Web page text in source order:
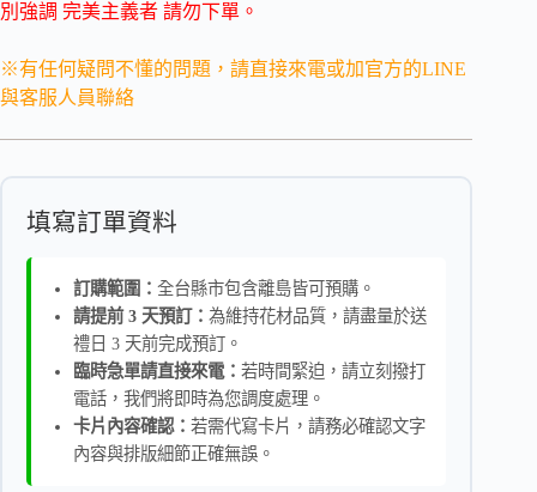
別強調 完美主義者 請勿下單。
※有任何疑問不懂的問題，請直接來電或加官方的LINE
與客服人員聯絡
填寫訂單資料
訂購範圍： 全台縣市包含離島皆可預購。
請提前 3 天預訂： 為維持花材品質，請盡量於送
禮日 3 天前完成預訂。
臨時急單請直接來電： 若時間緊迫，請立刻撥打
電話，我們將即時為您調度處理。
卡片內容確認： 若需代寫卡片，請務必確認文字
內容與排版細節正確無誤。